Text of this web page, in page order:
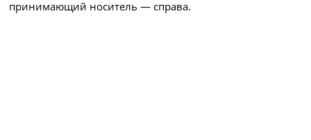
принимающий носитель — справа.